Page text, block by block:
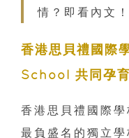
情？即看內文！
香港思貝禮國
School 共同孕
香港思貝禮國際
最負盛名的獨立